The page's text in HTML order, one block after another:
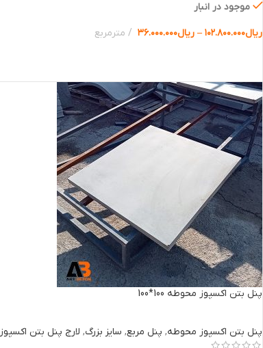
موجود در انبار
ریال۱۰۲.۸۰۰.۰۰۰ – ریال۳۶.۰۰۰.۰۰۰ مترمربع
پنل بتن اکسپوز محوطه 100*100
پنل بتن اکسپوز محوطه, پنل مربع, سایز بزرگ, لارج پنل بتن اکسپوز